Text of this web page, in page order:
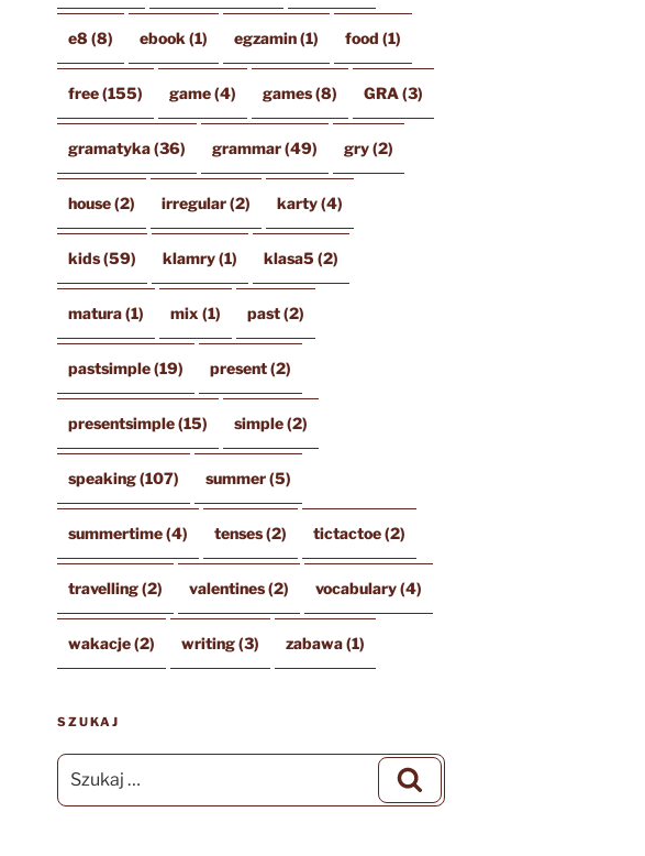
e8(8) ebook (1) egzamin(1) food (1)
free(155) game(4) games(8) GRA(3)
gramatyka(36) grammar(49) gry(2)
house(2) irregular(2) karty(4)
kids(59) klamry(1) klasa5 (2)
matura(1) mix (1) past(2)
pastsimple(19) present(2)
presentsimple(15) simple(2)
speaking(107) summer(5)
summertime(4) tenses(2) tictactoe(2)
travelling(2) valentines(2) vocabulary(4)
wakacje(2) writing(3) zabawa(1)
SZUKAJ
Szukaj: